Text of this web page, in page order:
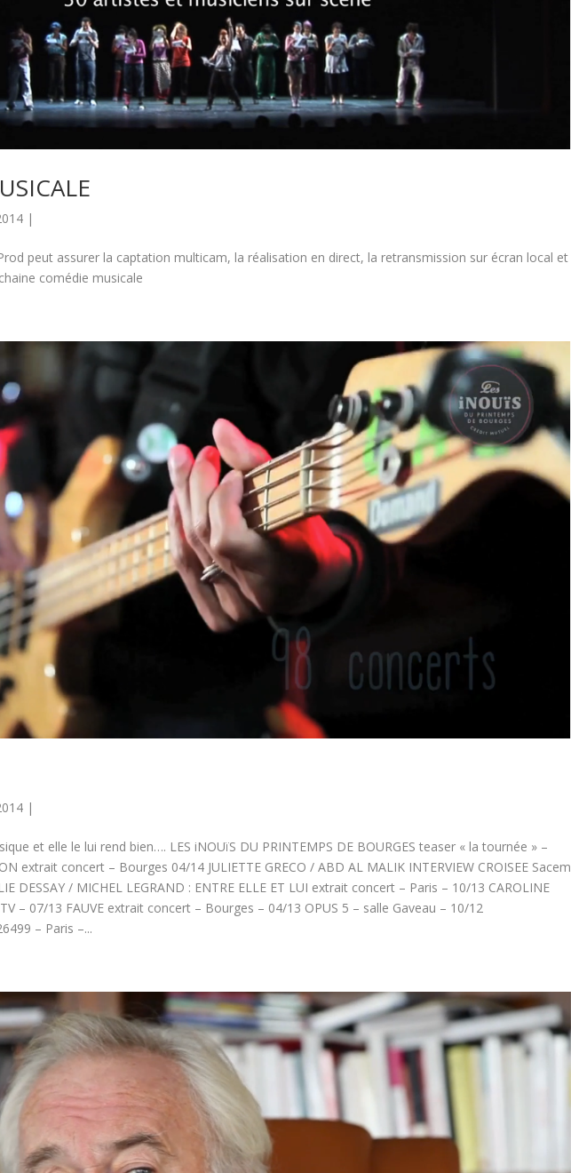
|
peut assurer la captation multicam, la réalisation en direct, la retransmission sur écran local et
comédie musicale
|
et elle le lui rend bien…. LES iNOUïS DU PRINTEMPS DE BOURGES teaser « la tournée » –
extrait concert – Bourges 04/14 JULIETTE GRECO / ABD AL MALIK INTERVIEW CROISEE Sacem
DESSAY / MICHEL LEGRAND : ENTRE ELLE ET LUI extrait concert – Paris – 10/13 CAROLINE
– 07/13 FAUVE extrait concert – Bourges – 04/13 OPUS 5 – salle Gaveau – 10/12
– Paris –...